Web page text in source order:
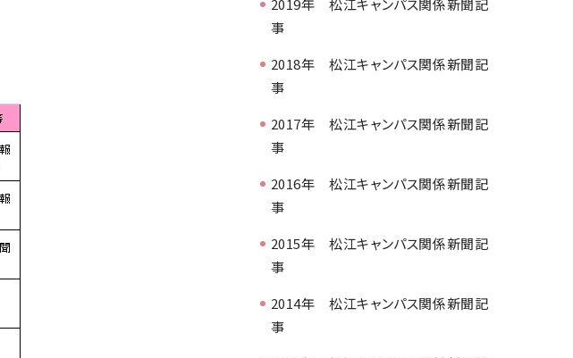
事
2018年 松江キャンパス関係新聞記
事
2017年 松江キャンパス関係新聞記
事
2016年 松江キャンパス関係新聞記
事
2015年 松江キャンパス関係新聞記
事
2014年 松江キャンパス関係新聞記
事